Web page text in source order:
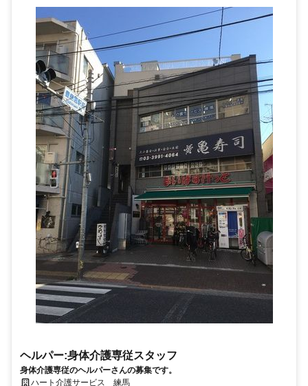
ヘルパー:身体介護専従スタッフ
身体介護専従のヘルパーさんの募集です。
ハート介護サービス 練馬